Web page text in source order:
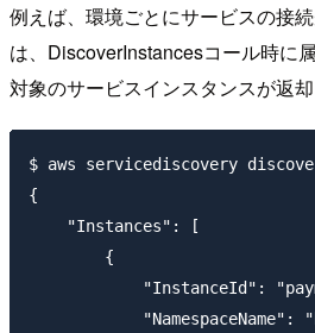
例えば、環境ごとにサービスの接
は、DiscoverInstancesコール時に
対象のサービスインスタンスが返却
$ aws servicediscovery
{
    "Instances": [
        {
"InstanceId":
"NamespaceName":